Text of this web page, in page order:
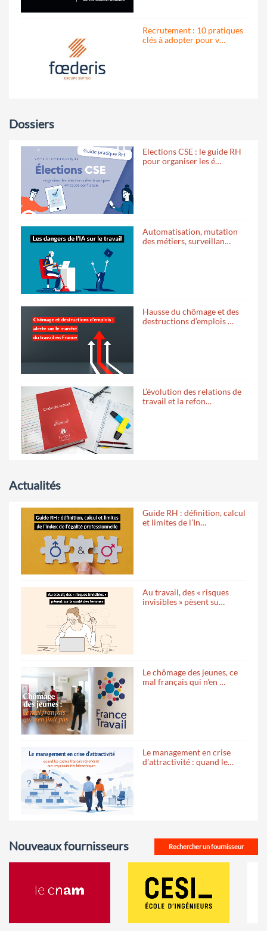
Recrutement : 10 pratiques
clés à adopter pour v…
Dossiers
Elections CSE : le guide RH
pour organiser les é…
Automatisation, mutation
des métiers, surveillan…
Hausse du chômage et des
destructions d’emplois …
L’évolution des relations de
travail et la refon…
Actualités
Guide RH : définition, calcul
et limites de l’In…
Au travail, des « risques
invisibles » pèsent su…
Le chômage des jeunes, ce
mal français qui n'en …
Le management en crise
d'attractivité : quand le…
Rechercher un fournisseur
Nouveaux fournisseurs